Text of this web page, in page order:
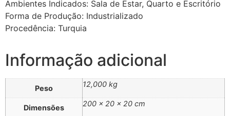
Ambientes Indicados: Sala de Estar, Quarto e Escritório
Forma de Produção: Industrializado
Procedência: Turquia
Informação adicional
Peso 12,000 kg
Dimensões 200 × 20 × 20 cm